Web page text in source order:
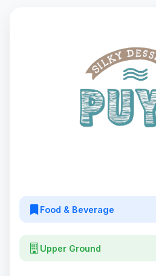
Food & Beverage
Upper Ground